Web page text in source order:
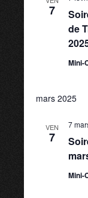
7
de
Mini-
mars 2025
VEN
7
7
Mini-